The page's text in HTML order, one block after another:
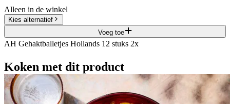
Alleen in de winkel
Kies alternatief
Voeg toe
AH Gehaktballetjes Hollands 12 stuks 2x
Koken met dit product